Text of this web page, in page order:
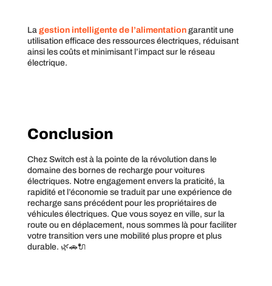
La gestion intelligente de l’alimentationgarantit une
utilisation efficace des ressources électriques, réduisant
ainsi les coûts et minimisant l’impact sur le réseau
électrique.
Conclusion
Chez Switch est à la pointe de la révolution dans le
domaine des bornes de recharge pour voitures
électriques. Notre engagement envers la praticité, la
rapidité et l’économie se traduit par une expérience de
recharge sans précédent pour les propriétaires de
véhicules électriques. Que vous soyez en ville, sur la
route ou en déplacement, nous sommes là pour faciliter
votre transition vers une mobilité plus propre et plus
durable. 🌿🚗🔌